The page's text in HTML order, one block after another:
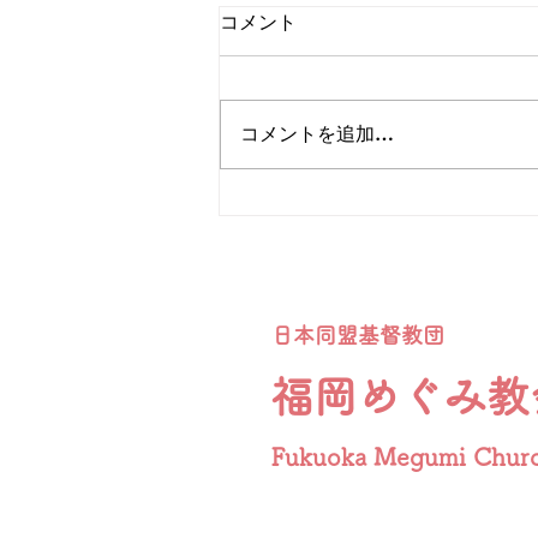
「主の祈りについて」
本日の礼拝から「主の祈り」を数
クションとして少しこのコラムで
も記します。弟子たちが「私たち
にも祈りを教えてください」と尋
るための願いなど、大切なものが
詰まっています。なかなか祈り出
せなかったり、気分がふさぎ疲れ
たときにの手引きともなります。
コメント
コメントを追加…
福岡めぐみ
日本同盟基督教団
Fukuoka Megumi